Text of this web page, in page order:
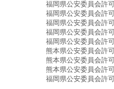
福岡県公安委員会許
福岡県公安委員会許
福岡県公安委員会許
福岡県公安委員会許
福岡県公安委員会許
熊本県公安委員会許
熊本県公安委員会許
熊本県公安委員会許
福岡県公安委員会許